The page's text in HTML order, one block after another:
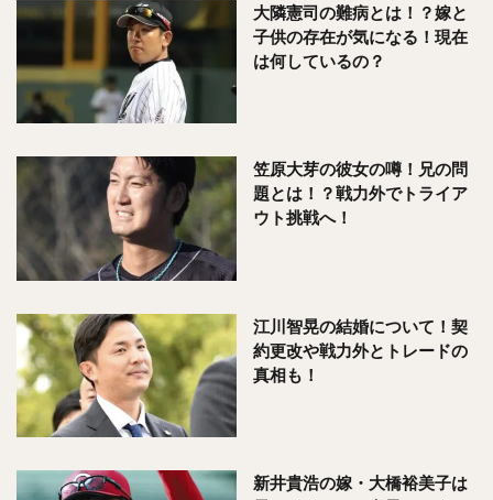
大隣憲司の難病とは！？嫁と
子供の存在が気になる！現在
は何しているの？
笠原大芽の彼女の噂！兄の問
題とは！？戦力外でトライア
ウト挑戦へ！
江川智晃の結婚について！契
約更改や戦力外とトレードの
真相も！
新井貴浩の嫁・大橋裕美子は